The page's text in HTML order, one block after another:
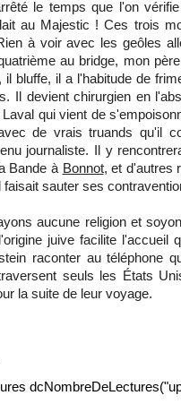
le temps que l'on
au Majestic ! Ces trois
à voir avec les geôles
au bridge, mon
il bluffe, il a l'habitude de
Il devient chirurgien en
qui vient de
de vrais truands qu'il
journaliste. Il y
Bande à Bonnot, et d'autres
faisait sauter ses
aucune religion et
juive facilite l'accueil
raconter au téléphone
seuls les États
la suite de leur voyage.